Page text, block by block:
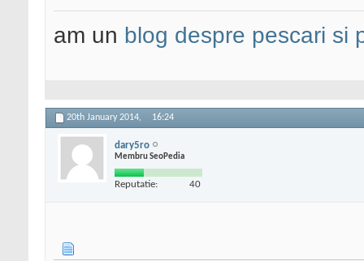
am un blog despre pescari si
20th January 2014, 16:24
dary5ro
Membru SeoPedia
Reputatie: 40